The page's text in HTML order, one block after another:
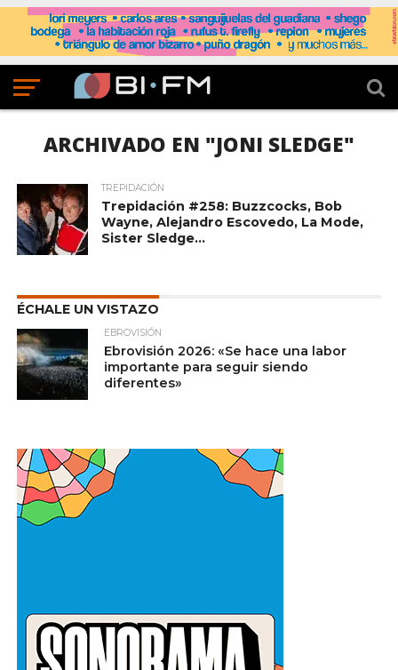
ARCHIVADO EN "JONI SLEDGE"
TREPIDACIÓN
Trepidación #258: Buzzcocks, Bob
Wayne, Alejandro Escovedo, La Mode,
Sister Sledge…
ÉCHALE UN VISTAZO
EBROVISIÓN
Ebrovisión 2026: «Se hace una labor
importante para seguir siendo
diferentes»